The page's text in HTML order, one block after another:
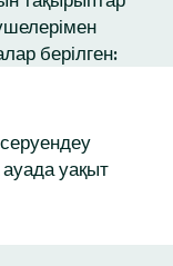
берілген:
уақыт